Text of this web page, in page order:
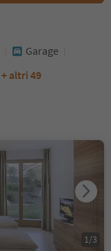
Garage
+ altri 49
1/3